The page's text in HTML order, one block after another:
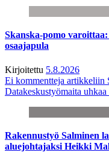
Skanska-pomo
osaajapula
Kirjoitettu 5.8.2026
Ei kommentteja artikkeliin
Datakeskustyömaita uhkaa
Rakennustyö Salminen
aluejohtajaksi Heikki